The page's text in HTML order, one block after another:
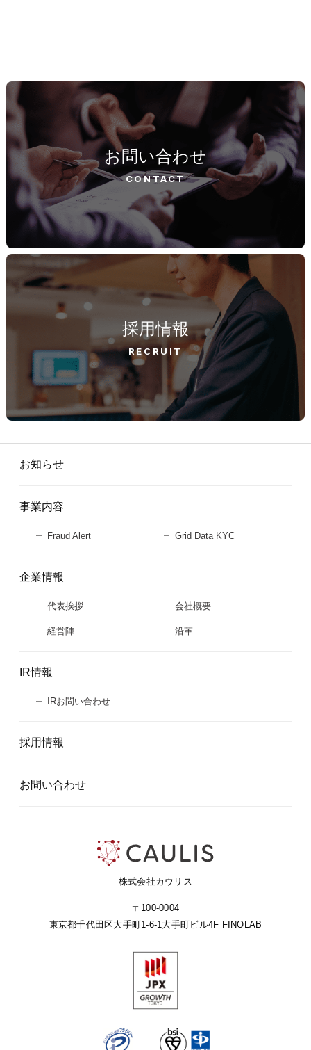
お問い合わせ
CONTACT
採用情報
RECRUIT
株式会社カウリス
〒100-0004
東京都千代田区大手町1-6-1 大手町ビル4F FINOLAB
お知らせ
事業内容
Fraud Alert Grid Data KYC
企業情報
代表挨拶 会社概要
経営陣 沿革
IR情報
IRお問い合わせ
採用情報
お問い合わせ